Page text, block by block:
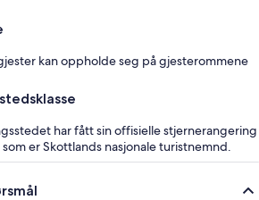
kan oppholde seg på gjesterommene
har fått sin offisielle stjernerangering
er Skottlands nasjonale turistnemnd.